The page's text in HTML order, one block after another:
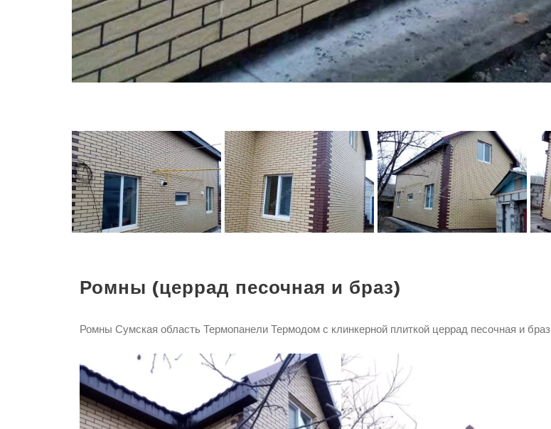
Ромны (церрад песочная и браз)
Ромны Сумская область Термопанели Термодом с клинкерной плиткой церрад песочная и браз